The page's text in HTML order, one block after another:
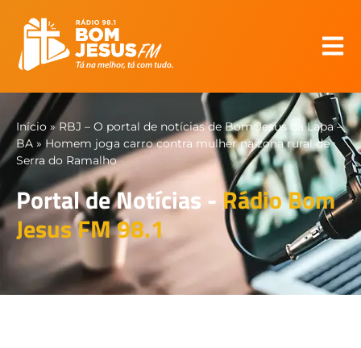
Início »RBJ – O portal de notícias de Bom Jesus da Lapa –
BA » Homem joga carro contra mulher na zona rural de
Serra do Ramalho
Portal de Notícias -Rádio Bom
Jesus FM 98.1